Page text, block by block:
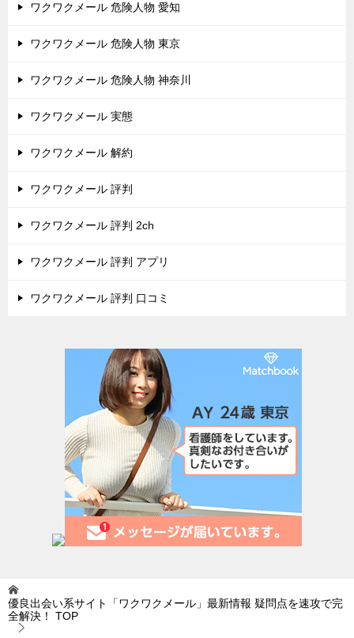
ワクワクメール 危険人物 愛知
ワクワクメール 危険人物 東京
ワクワクメール 危険人物 神奈川
ワクワクメール 実態
ワクワクメール 解約
ワクワクメール 評判
ワクワクメール 評判 2ch
ワクワクメール 評判 アプリ
ワクワクメール 評判 口コミ
優良出会い系サイト「ワクワクメール」最新情報 疑問点を速攻で完
全解決！
TOP